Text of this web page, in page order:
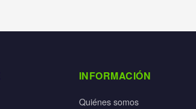
INFORMACIÓN
Quiénes somos